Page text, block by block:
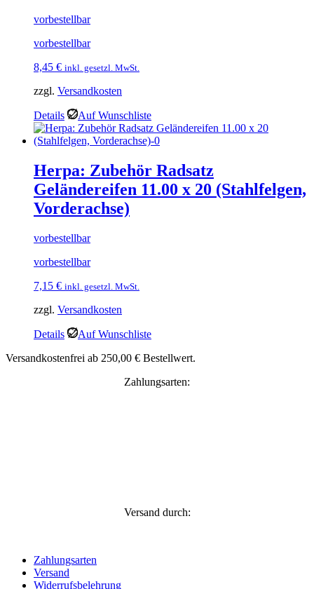
vorbestellbar
vorbestellbar
8,45 € inkl. gesetzl. MwSt.
zzgl. Versandkosten
Details Auf Wunschliste
Herpa: Zubehör Radsatz
Geländereifen 11.00 x 20 (Stahlfelgen,
Vorderachse)
vorbestellbar
vorbestellbar
7,15 € inkl. gesetzl. MwSt.
zzgl. Versandkosten
Details
Auf Wunschliste
Versandkostenfrei ab 250,00 € Bestellwert.
Zahlungsarten:
Versand durch:
Zahlungsarten
Versand
Widerrufsbelehrung